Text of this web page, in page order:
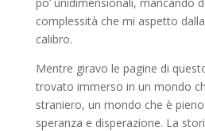
complessità che mi aspetto
calibro.
Mentre giravo le pagine di
trovato immerso in un mondo
straniero, un mondo che è
speranza e disperazione. La